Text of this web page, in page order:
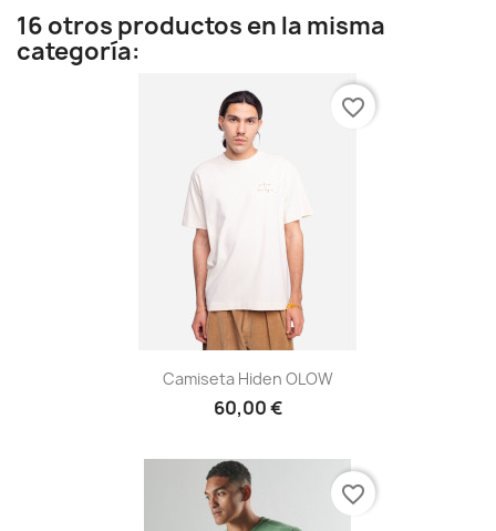
16 otros productos en la misma
categoría:
Camiseta Hiden OLOW
60,00 €
favorite_border
favorite_border